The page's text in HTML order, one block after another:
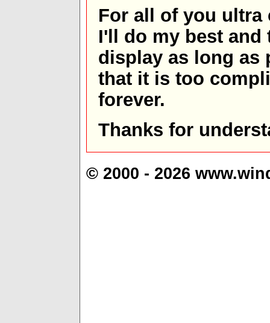
For all of you ultra
I'll do my best and
display as long as
that it is too
forever.
Thanks for
© 2000 - 2026